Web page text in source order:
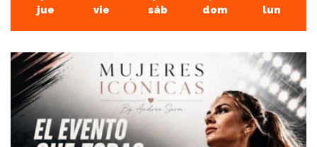
jue vie sáb dom lun